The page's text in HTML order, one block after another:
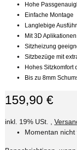
Hohe
Einfache Montage
Langlebige
Mit 3D Aplikationen
Sitzheizung
Sitzbezüge mit
Hohes Sitzkomfort
Bis zu 8mm
159,90 €
inkl. 19% USt. ,
Momentan